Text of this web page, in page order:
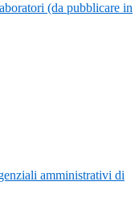
(da pubblicare in
amministrativi di